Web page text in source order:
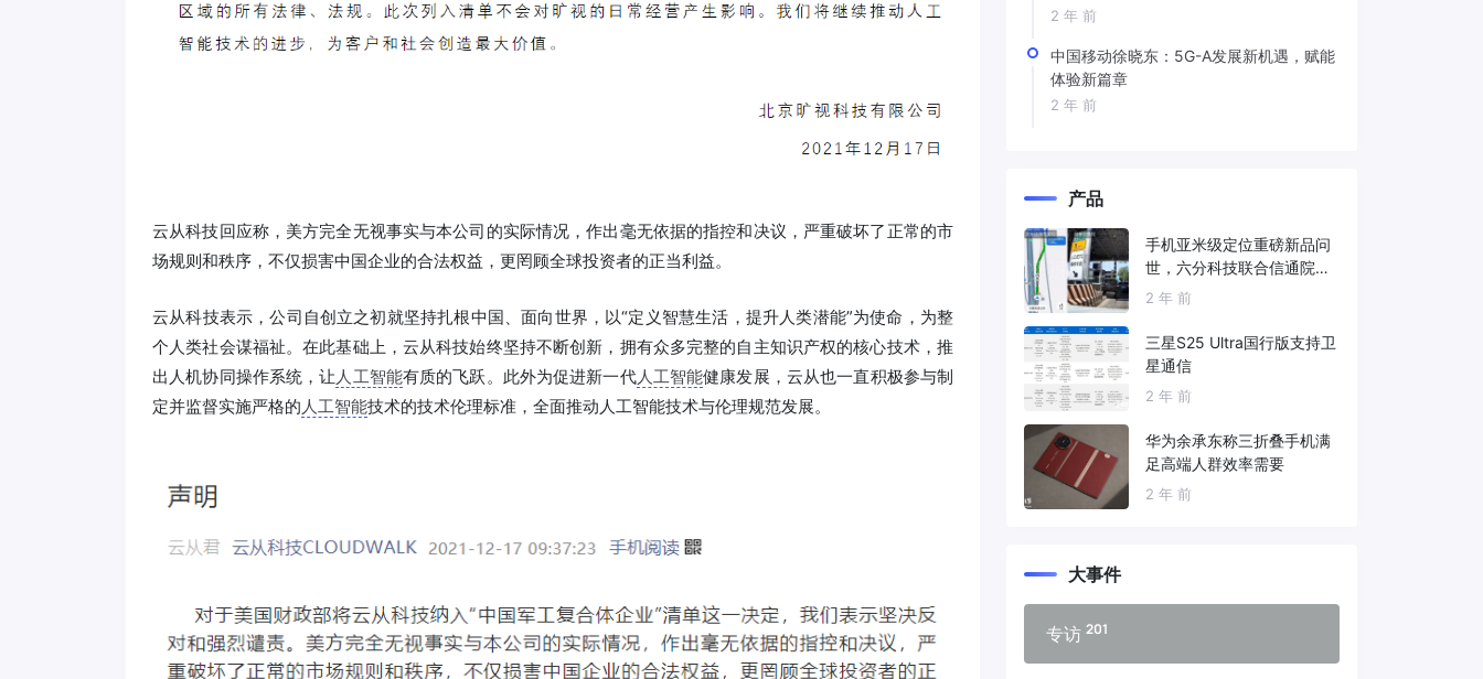
云从科技回应称，美方完全无视事实与本公司的实际情况，作出毫无依据的指控和决议，严重破坏了正常的市
场规则和秩序，不仅损害中国企业的合法权益，更罔顾全球投资者的正当利益。
云从科技表示，公司自创立之初就坚持扎根中国、面向世界，以“定义智慧生活，提升人类潜能”为使命，为整
个人类社会谋福祉。在此基础上，云从科技始终坚持不断创新，拥有众多完整的自主知识产权的核心技术，推
出人机协同操作系统，让 人工智能有质的飞跃。此外为促进新一代人工智能健康发展，云从也一直积极参与制
定并监督实施严格的 人工智能技术的技术伦理标准，全面推动人工智能技术与伦理规范发展。
2 年 前
中国移动徐晓东：5G-A发展新机遇，赋能
体验新篇章
2 年 前
产品
手机亚米级定位重磅新品问
世，六分科技联合信通院发
布免费服务
2 年 前
三星S25 Ultra国行版支持卫
星通信
2 年 前
华为余承东称三折叠手机满
足高端人群效率需要
2 年 前
大事件
专访 201